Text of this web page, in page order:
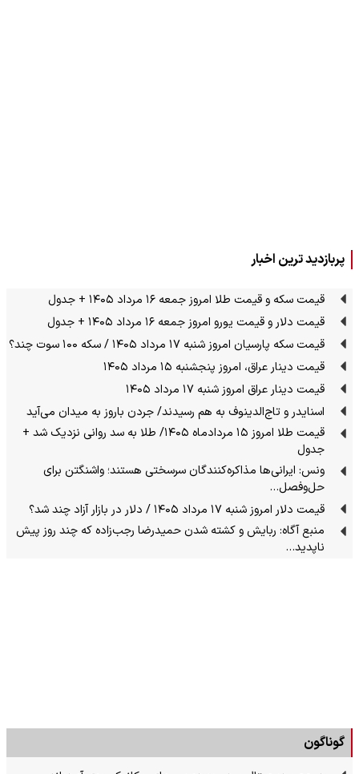
پربازدید ترین اخبار
قیمت سکه و قیمت طلا امروز جمعه ۱۶ مرداد ۱۴۰۵ + جدول
قیمت دلار و قیمت یورو امروز جمعه ۱۶ مرداد ۱۴۰۵ + جدول
قیمت سکه پارسیان امروز شنبه ۱۷ مرداد ۱۴۰۵ / سکه ۱۰۰ سوت چند؟
قیمت دینار عراق، امروز پنجشنبه ۱۵ مرداد ۱۴۰۵
قیمت دینار عراق امروز شنبه ۱۷ مرداد ۱۴۰۵
اسنایدر و تاج‌الدینوف به هم رسیدند/ جردن باروز به میدان می‌آید
قیمت طلا امروز ۱۵ مردادماه ۱۴۰۵/ طلا به سد روانی نزدیک شد +
جدول
ونس: ایرانی‌ها مذاکره‌کنندگان سرسختی هستند؛ واشنگتن برای
حل‌وفصل…
قیمت دلار امروز شنبه ۱۷ مرداد ۱۴۰۵ / دلار در بازار آزاد چند شد؟
منبع آگاه: ربایش و کشته شدن حمیدرضا رجب‌زاده که چند روز پیش
ناپدید…
گوناگون